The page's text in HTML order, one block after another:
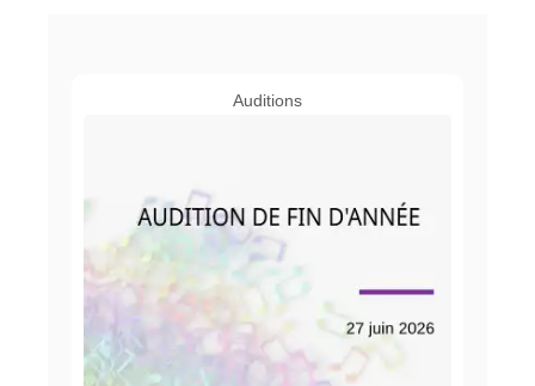
Auditions